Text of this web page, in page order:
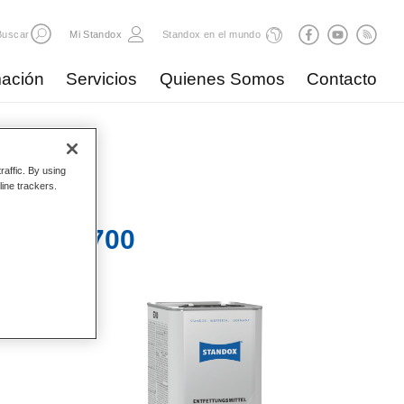
Mi Standox Standox en el mundo
Servicios Quienes Somos Contacto
50 6700​
By using
trackers.